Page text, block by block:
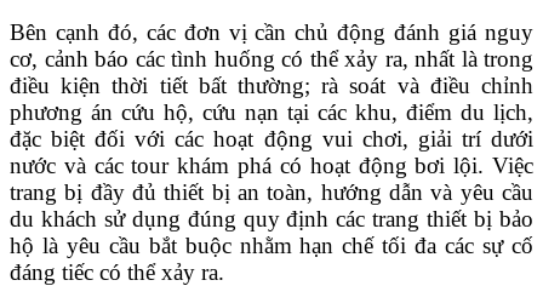
Bên cạnh đó, các đơn vị cần chủ động đánh giá nguy
cơ, cảnh báo các tình huống có thể xảy ra, nhất là trong
điều kiện thời tiết bất thường; rà soát và điều chỉnh
phương án cứu hộ, cứu nạn tại các khu, điểm du lịch,
đặc biệt đối với các hoạt động vui chơi, giải trí dưới
nước và các tour khám phá có hoạt động bơi lội. Việc
trang bị đầy đủ thiết bị an toàn, hướng dẫn và yêu cầu
du khách sử dụng đúng quy định các trang thiết bị bảo
hộ là yêu cầu bắt buộc nhằm hạn chế tối đa các sự cố
đáng tiếc có thể xảy ra.